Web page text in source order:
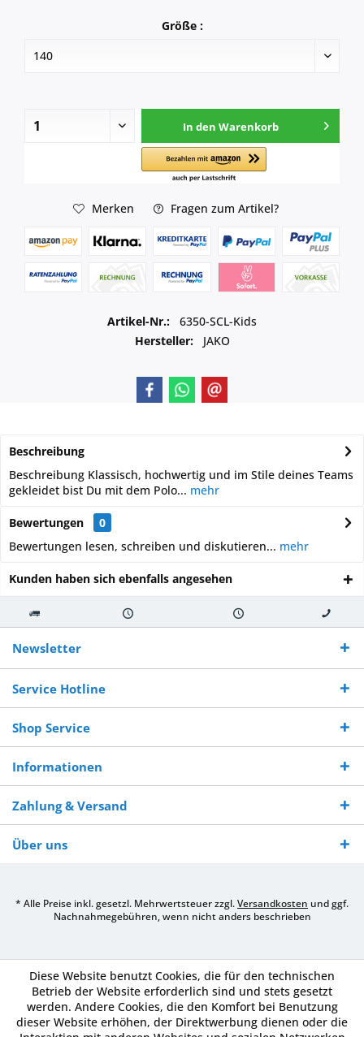
Größe :
In den Warenkorb
Merken Fragen zum Artikel?
Artikel-Nr.:
6350-SCL-Kids
Hersteller:
JAKO
Beschreibung
Beschreibung Klassisch, hochwertig und im Stile deines Teams
gekleidet bist Du mit dem Polo... mehr
Bewertungen
0
Bewertungen lesen, schreiben und diskutieren... mehr
Kunden haben sich ebenfalls angesehen
Kostenloser
Versand ab €
250,-
Versand innerhalb von Versand von So erreichen
Sie uns 0160
970 511 90
Newsletter
Service Hotline
Shop Service
Informationen
Zahlung & Versand
Über uns
* Alle Preise inkl. gesetzl. Mehrwertsteuer zzgl.Versandkosten und ggf.
Nachnahmegebühren, wenn nicht anders beschrieben
Diese Website benutzt Cookies, die für den technischen
Betrieb der Website erforderlich sind und stets gesetzt
werden. Andere Cookies, die den Komfort bei Benutzung
dieser Website erhöhen, der Direktwerbung dienen oder die